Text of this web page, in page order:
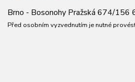
Brno - Bosonohy Pražská 674/156
Před osobním vyzvednutím je nutné